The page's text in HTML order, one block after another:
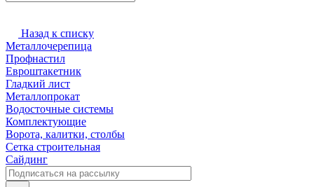
Назад к списку
Металлочерепица
Профнастил
Евроштакетник
Гладкий лист
Металлопрокат
Водосточные системы
Комплектующие
Ворота, калитки, столбы
Сетка строительная
Сайдинг